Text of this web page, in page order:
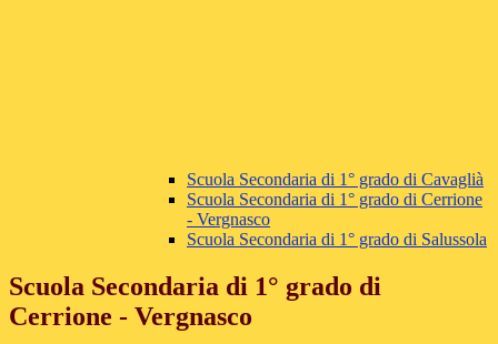
Scuola Secondaria di 1° grado di Cavaglià
Scuola Secondaria di 1° grado di Cerrione
- Vergnasco
Scuola Secondaria di 1° grado di Salussola
Scuola Secondaria di 1° grado di
Cerrione - Vergnasco